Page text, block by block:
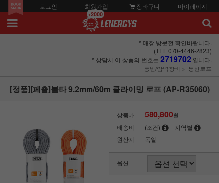
로그인 회원가입
+2000
장바구니 마이페이지
* 매장 방문전 확인바랍니다.
(TEL 070-4446-2823)
* 상담시 이 상품의 번호는 2719702 입니다.
등반/암벽장비
등반로프
[정품][페츨]볼타 9.2mm/60m 클라이밍 로프 (AP-R35060)
상품가 580,800원
배송비
(조건)
지역별
원산지
독일
옵션